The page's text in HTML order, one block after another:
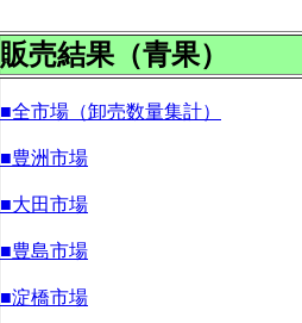
販売結果（青果）
■全市場（卸売数量集計）
■豊洲市場
■大田市場
■豊島市場
■淀橋市場